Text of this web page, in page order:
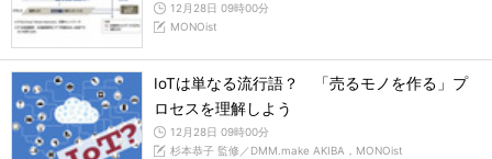
12月28日 09時00分
MONOist
IoTは単なる流行語？ 「売るモノを作る」プ
ロセスを理解しよう
12月28日 09時00分
杉本恭子 監修／DMM.make AKIBA，MONOist